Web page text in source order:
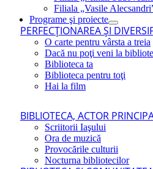
Filiala „Vasile
Programe şi proiecte
PERFECŢIONAREA ŞI
O carte pentru vârsta a treia
Dacă nu poţi veni la
Biblioteca ta
Biblioteca pentru toţi
Hai la film
BIBLIOTECA, ACTOR
Scriitorii Iaşului
Ora de muzică
Provocările culturii
Nocturna bibliotecilor